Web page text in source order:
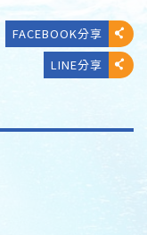
FACEBOOK分享
LINE分享